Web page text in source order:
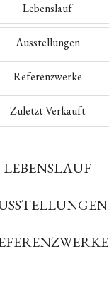
Lebenslauf
Ausstellungen
Referenzwerke
Zuletzt Verkauft
LEBENSLAUF